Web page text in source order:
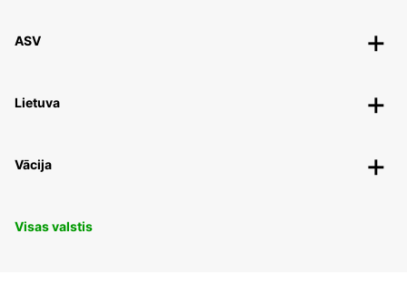
ASV
Lietuva
Vācija
Visas valstis